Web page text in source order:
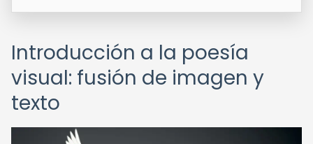
Introducción a la poesía
visual: fusión de imagen y
texto